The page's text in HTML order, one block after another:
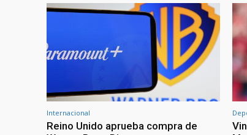
Internacional
Reino Unido aprueba compra de